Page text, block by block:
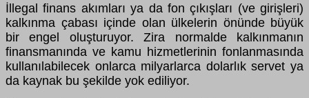
İllegal finans akımları ya da fon çıkışları (ve girişleri)
kalkınma çabası içinde olan ülkelerin önünde büyük
bir engel oluşturuyor. Zira normalde kalkınmanın
finansmanında ve kamu hizmetlerinin fonlanmasında
kullanılabilecek onlarca milyarlarca dolarlık servet ya
da kaynak bu şekilde yok ediliyor.